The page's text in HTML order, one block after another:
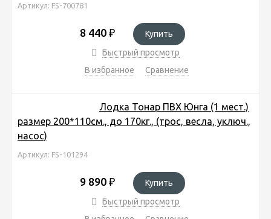
Артикул: FS-700781
8 440 ₽
Купить
Быстрый просмотр
В избранное
Сравнение
Лодка Тонар ПВХ Юнга (1 мест.)
размер 200*110см., до 170кг., (трос, весла, уключ.,
насос)
Артикул: FS-101294
9 890 ₽
Купить
Быстрый просмотр